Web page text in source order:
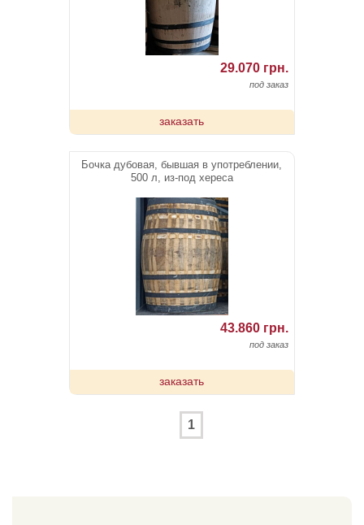
29.070 грн.
под заказ
заказать
Бочка дубовая, бывшая в употреблении,
500 л, из-под хереса
43.860 грн.
под заказ
заказать
1